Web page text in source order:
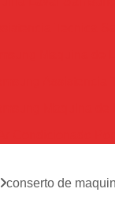
Assistencia
conserto de